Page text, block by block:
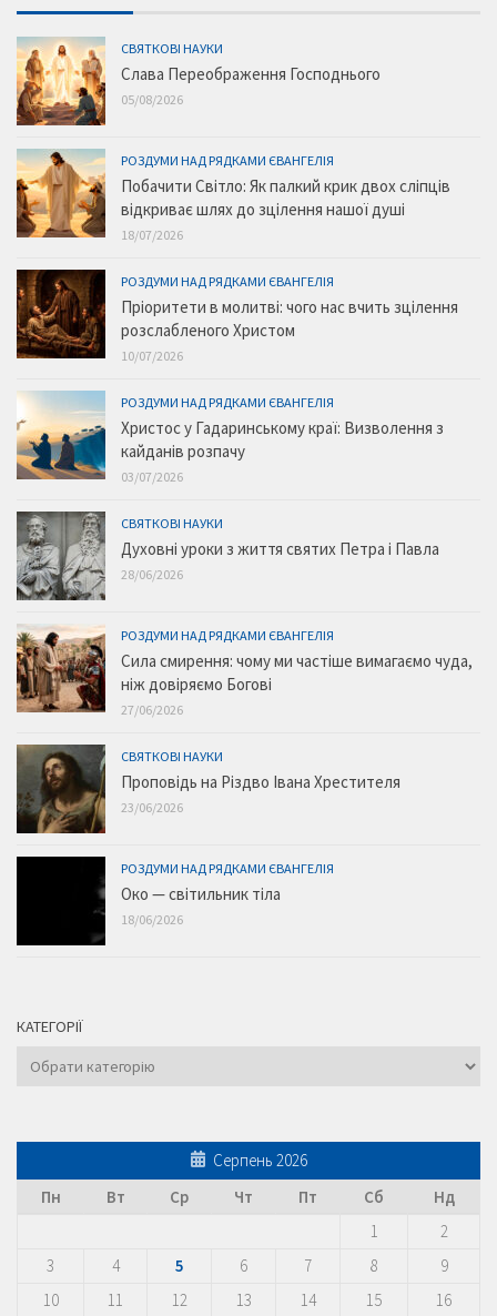
СВЯТКОВІ НАУКИ
Слава Переображення Господнього
05/08/2026
РОЗДУМИ НАД РЯДКАМИ ЄВАНГЕЛІЯ
Побачити Світло: Як палкий крик двох сліпців
відкриває шлях до зцілення нашої душі
18/07/2026
РОЗДУМИ НАД РЯДКАМИ ЄВАНГЕЛІЯ
Пріоритети в молитві: чого нас вчить зцілення
розслабленого Христом
10/07/2026
РОЗДУМИ НАД РЯДКАМИ ЄВАНГЕЛІЯ
Христос у Гадаринському краї: Визволення з
кайданів розпачу
03/07/2026
СВЯТКОВІ НАУКИ
Духовні уроки з життя святих Петра і Павла
28/06/2026
РОЗДУМИ НАД РЯДКАМИ ЄВАНГЕЛІЯ
Сила смирення: чому ми частіше вимагаємо чуда,
ніж довіряємо Богові
27/06/2026
СВЯТКОВІ НАУКИ
Проповідь на Різдво Івана Хрестителя
23/06/2026
РОЗДУМИ НАД РЯДКАМИ ЄВАНГЕЛІЯ
Око — світильник тіла
18/06/2026
КАТЕГОРІЇ
Категорії
Серпень 2026
Пн
Вт Ср Чт Пт Сб
Нд
1
2
3
4 5 6 7 8
9
10
11 12 13 14 15
16